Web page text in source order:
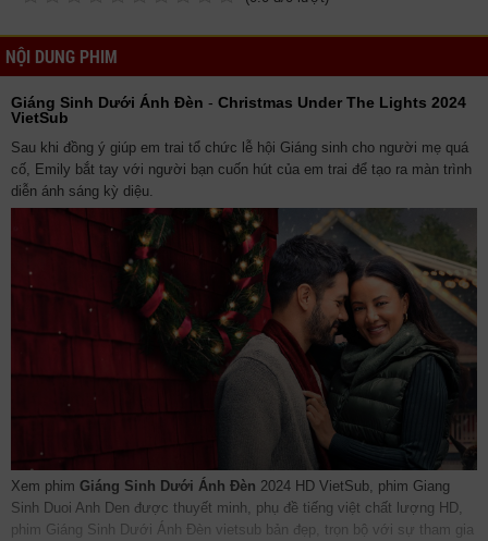
NỘI DUNG PHIM
Giáng Sinh Dưới Ánh Đèn - Christmas Under The Lights 2024
VietSub
Sau khi đồng ý giúp em trai tổ chức lễ hội Giáng sinh cho người mẹ quá
cố, Emily bắt tay với người bạn cuốn hút của em trai để tạo ra màn trình
diễn ánh sáng kỳ diệu.
Xem phim Giáng Sinh Dưới Ánh Đèn 2024 HD VietSub, phim Giang
Sinh Duoi Anh Den được thuyết minh, phụ đề tiếng việt chất lượng HD,
phim Giáng Sinh Dưới Ánh Đèn vietsub bản đẹp, trọn bộ với sự tham gia